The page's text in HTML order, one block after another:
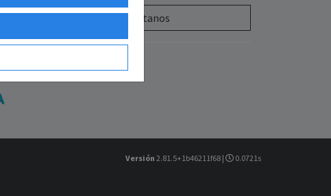
Contáctanos
Versión 2.81.5+1b46211f68 | 0.0721s